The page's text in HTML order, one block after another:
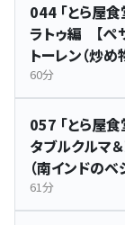
044 「とら屋
ラトゥ編 【ぺ
トーレン（炒め
60分
057 「とら屋
タブルクルマ
（南インドの
61分